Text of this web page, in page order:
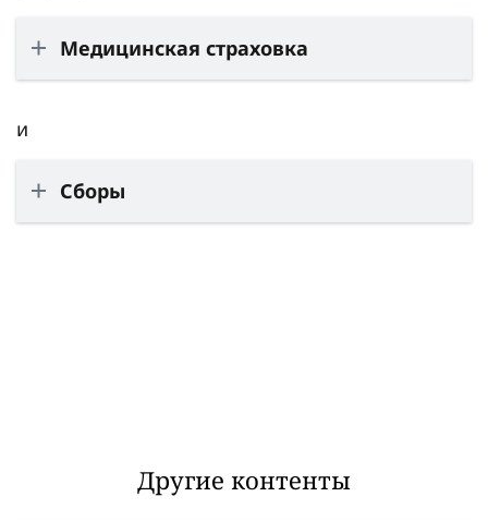
Медицинская страховка
и
Сборы
Другие контенты